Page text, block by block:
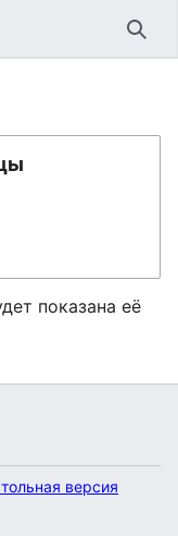
показана её
версия